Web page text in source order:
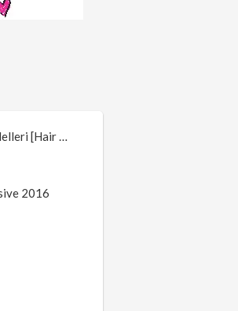
[Hair …
2016